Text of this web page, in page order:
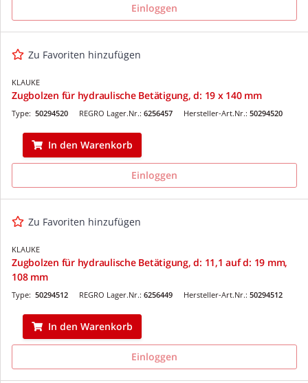
Einloggen
Zu Favoriten hinzufügen
KLAUKE
Zugbolzen für hydraulische Betätigung, d: 19 x 140 mm
REGRO Lager.Nr.: 6256457
Type: 50294520 Hersteller-Art.Nr.: 50294520
In den Warenkorb
Einloggen
Zu Favoriten hinzufügen
KLAUKE
Zugbolzen für hydraulische Betätigung, d: 11,1 auf d: 19 mm,
108 mm
REGRO Lager.Nr.: 6256449
Type: 50294512 Hersteller-Art.Nr.: 50294512
In den Warenkorb
Einloggen